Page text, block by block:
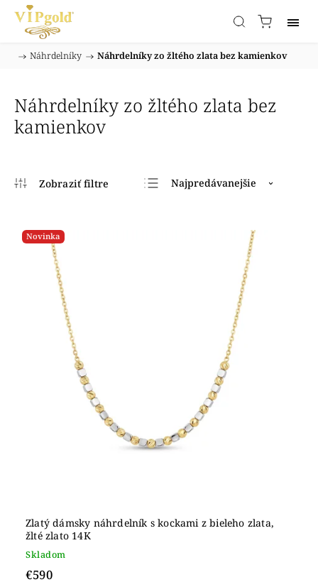
/ Náhrdelníky / Náhrdelníky zo žltého zlata bez kamienkov
Náhrdelníky zo žltého zlata bez
kamienkov
Najpredávanejšie
Novinka
Zlatý dámsky náhrdelník s kockami z bieleho zlata,
žlté zlato 14K
Skladom
€590